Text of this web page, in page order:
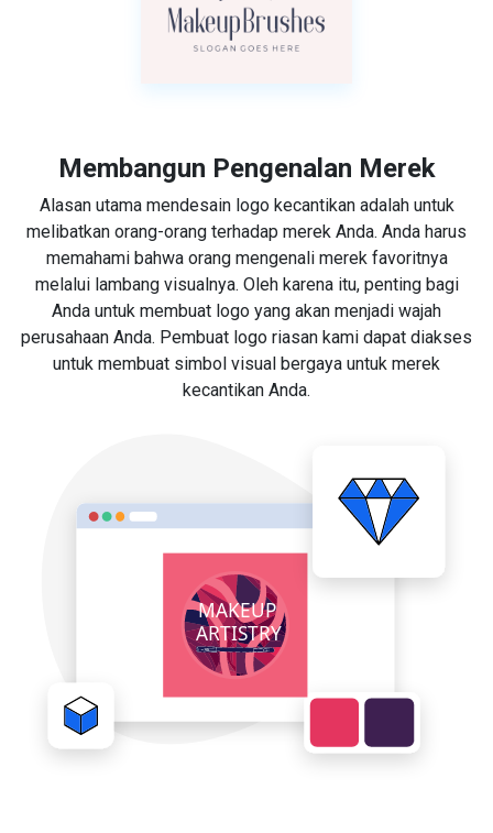
Membangun Pengenalan Merek
Alasan utama mendesain logo kecantikan adalah untuk
melibatkan orang-orang terhadap merek Anda. Anda harus
memahami bahwa orang mengenali merek favoritnya
melalui lambang visualnya. Oleh karena itu, penting bagi
Anda untuk membuat logo yang akan menjadi wajah
perusahaan Anda. Pembuat logo riasan kami dapat diakses
untuk membuat simbol visual bergaya untuk merek
kecantikan Anda.